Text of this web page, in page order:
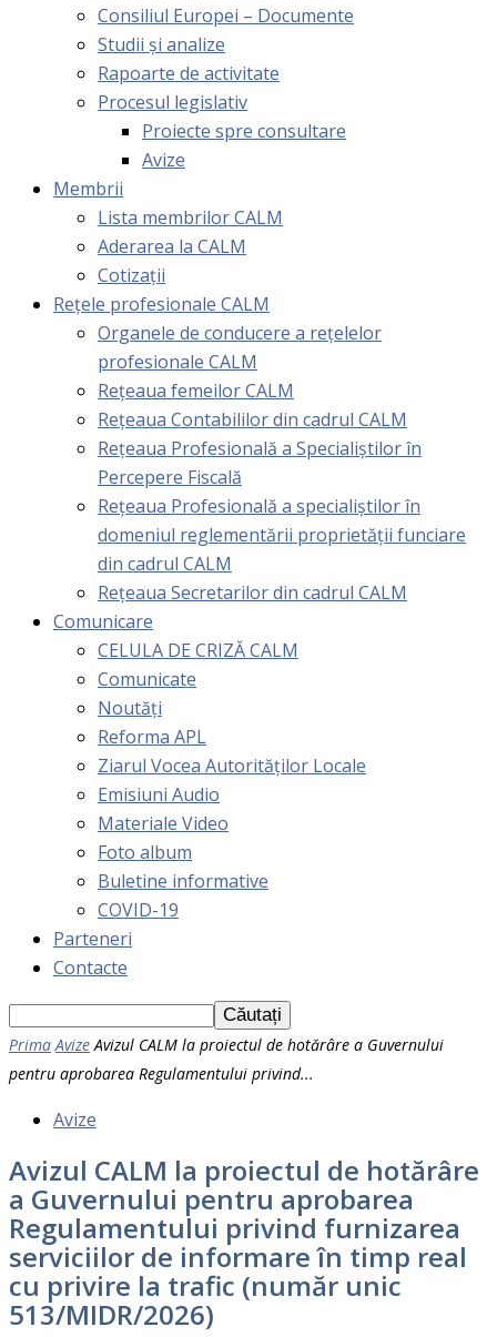
Consiliul Europei – Documente
Studii și analize
Rapoarte de activitate
Procesul legislativ
Proiecte spre consultare
Avize
Membrii
Lista membrilor CALM
Aderarea la CALM
Cotizaţii
Rețele profesionale CALM
Organele de conducere a rețelelor
profesionale CALM
Rețeaua femeilor CALM
Rețeaua Contabililor din cadrul CALM
Rețeaua Profesională a Specialiștilor în
Percepere Fiscală
Reţeaua Profesională a specialiştilor în
domeniul reglementării proprietăţii funciare
din cadrul CALM
Rețeaua Secretarilor din cadrul CALM
Comunicare
CELULA DE CRIZĂ CALM
Comunicate
Noutăți
Reforma APL
Ziarul Vocea Autorităților Locale
Emisiuni Audio
Materiale Video
Foto album
Buletine informative
COVID-19
Parteneri
Contacte
Prima Avize Avizul CALM la proiectul de hotărâre a Guvernului
pentru aprobarea Regulamentului privind...
Avize
Avizul CALM la proiectul de hotărâre
a Guvernului pentru aprobarea
Regulamentului privind furnizarea
serviciilor de informare în timp real
cu privire la trafic (număr unic
513/MIDR/2026)